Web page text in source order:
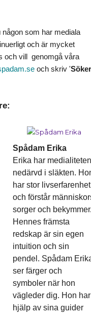
som har mediala
och är mycket
och vill genomgå våra
och skriv 'Söker
Spådam Erika
Erika har medialiteten
nedärvd i släkten.
har stor livserfarenhet
och förstår
sorger och bekymmer.
Hennes främsta
redskap är sin egen
intuition och sin
pendel. Spådam
ser färger och
symboler när hon
vägleder dig. Hon har
hjälp av sina guider